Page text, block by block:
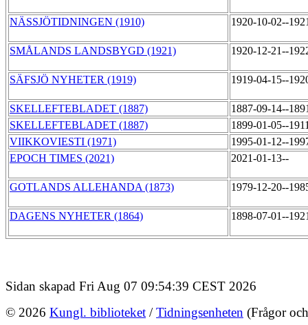
NÄSSJÖTIDNINGEN (1910) 1920-10-02--
SMÅLANDS LANDSBYGD (1921) 1920-12-21--
SÄFSJÖ NYHETER (1919) 1919-04-15--
SKELLEFTEBLADET (1887)
1887-09-14--
SKELLEFTEBLADET (1887)
1899-01-05--
VIIKKOVIESTI (1971)
1995-01-12--
EPOCH TIMES (2021)
2021-01-13--
GOTLANDS ALLEHANDA (1873) 1979-12-20--
DAGENS NYHETER (1864) 1898-07-01--
Sidan skapad Fri Aug 07 09:54:39 CEST 2026
© 2026 Kungl. biblioteket /Tidningsenheten (Frågor